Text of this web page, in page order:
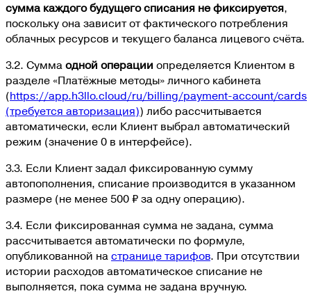
сумма каждого будущего списания не фиксируется,
поскольку она зависит от фактического потребления
облачных ресурсов и текущего баланса лицевого счёта.
3.2. Суммаодной операции определяется Клиентом в
разделе «Платёжные методы» личного кабинета
(https://app.h3llo.cloud/ru/billing/payment-account/cards
(требуется авторизация)) либо рассчитывается
автоматически, если Клиент выбрал автоматический
режим (значение 0 в интерфейсе).
3.3. Если Клиент задал фиксированную сумму
автопополнения, списание производится в указанном
размере (не менее 500 ₽ за одну операцию).
3.4. Если фиксированная сумма не задана, сумма
рассчитывается автоматически по формуле,
опубликованной настранице тарифов. При отсутствии
истории расходов автоматическое списание не
выполняется, пока сумма не задана вручную.